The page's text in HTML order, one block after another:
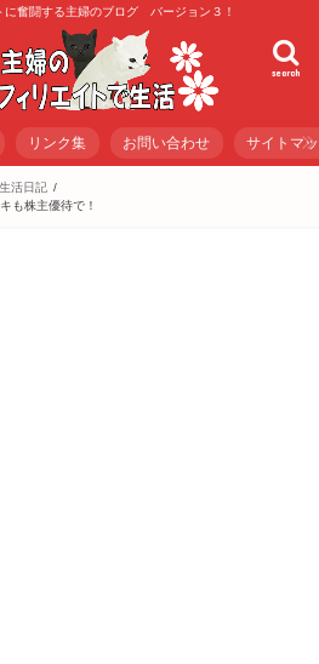
に奮闘する主婦のブログ バージョン３！
search
リンク集 お問い合わせ サイトマ
活日記
も株主優待で！